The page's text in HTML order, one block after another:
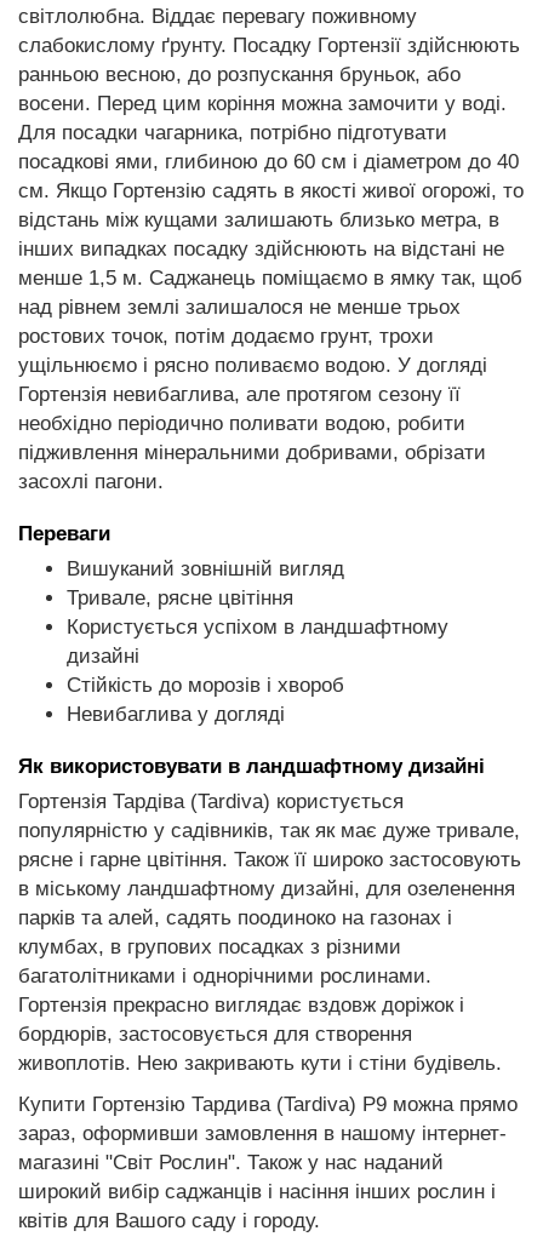
світлолюбна. Віддає перевагу поживному
слабокислому ґрунту. Посадку Гортензії здійснюють
ранньою весною, до розпускання бруньок, або
восени. Перед цим коріння можна замочити у воді.
Для посадки чагарника, потрібно підготувати
посадкові ями, глибиною до 60 см і діаметром до 40
см. Якщо Гортензію садять в якості живої огорожі, то
відстань між кущами залишають близько метра, в
інших випадках посадку здійснюють на відстані не
менше 1,5 м. Саджанець поміщаємо в ямку так, щоб
над рівнем землі залишалося не менше трьох
ростових точок, потім додаємо грунт, трохи
ущільнюємо і рясно поливаємо водою. У догляді
Гортензія невибаглива, але протягом сезону її
необхідно періодично поливати водою, робити
підживлення мінеральними добривами, обрізати
засохлі пагони.
Переваги
Вишуканий зовнішній вигляд
Тривале, рясне цвітіння
Користується успіхом в ландшафтному
дизайні
Стійкість до морозів і хвороб
Невибаглива у догляді
Як використовувати в ландшафтному дизайні
Гортензія Тардіва (Tardiva) користується
популярністю у садівників, так як має дуже тривале,
рясне і гарне цвітіння. Також її широко застосовують
в міському ландшафтному дизайні, для озеленення
парків та алей, садять поодиноко на газонах і
клумбах, в групових посадках з різними
багатолітниками і однорічними рослинами.
Гортензія прекрасно виглядає вздовж доріжок і
бордюрів, застосовується для створення
живоплотів. Нею закривають кути і стіни будівель.
Купити Гортензію Тардива (Tardiva) Р9 можна прямо
зараз, оформивши замовлення в нашому інтернет-
магазині "Світ Рослин". Також у нас наданий
широкий вибір саджанців і насіння інших рослин і
квітів для Вашого саду і городу.